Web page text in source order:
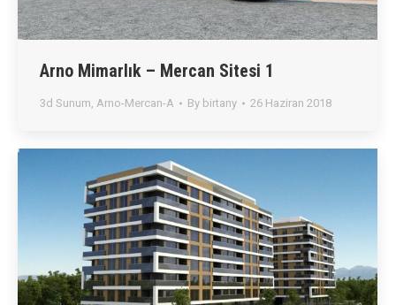
Arno Mimarlık – Mercan Sitesi 1
3d Sunum, Arno-Mercan-A By birtany 26 Haziran 2018